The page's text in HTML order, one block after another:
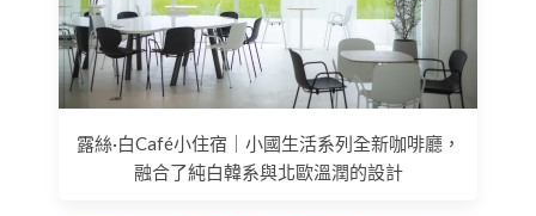
露絲·白Café小住宿｜小國生活系列全新咖啡廳，
融合了純白韓系與北歐溫潤的設計